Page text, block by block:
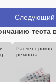
Следующий
теста
Расчет сроков
ремонта